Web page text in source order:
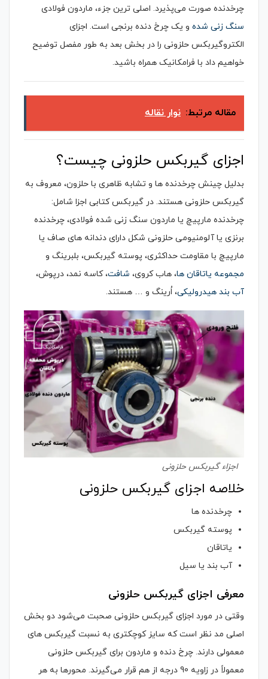
چرخدنده صورت می‌پذیرد. اصلی ترین جزء، ماردون فولادی
سنگ زنی شده و یک چرخ دنده برنجی است. اجزای
الکتروگیربکس حلزونی را در بخش بعد به طور مفصل توضیح
خواهیم داد با فرامکانیک همراه باشید.
مقاله مرتبط: نوار نقاله
اجزای گیربکس حلزونی چیست؟
بدلیل چینش چرخدنده ها و تشابه ظاهری با حلزون، معروف به
گیربکس حلزونی هستند. در گیربکس کتابی اجزا شامل:
چرخدنده مارپیچ یا ماردون سنگ زنی شده فولادی، چرخدنده
برنزی یا آلومنیومی حلزونی شکل دارای دندانه های صاف یا
مارپیچ با مقاومت حداکثری، پوسته گیربکس، بلبرینگ و
مجموعه یاتاقان ها، هاب کروی، شافت، کاسه نمد، درپوش،
آب بند هیدرولیکی، اُرینگ و … هستند.
اجزاء گیربکس حلزونی
خلاصه اجزای گیربکس حلزونی
چرخدنده ها
پوسته گیربکس
یاتاقان
آب بند یا سیل
معرفی اجزای گیربکس حلزونی
وقتی در مورد اجزای گیربکس حلزونی صحبت می‌شود دو بخش
اصلی مد نظر است که سایز کوچکتری به نسبت گیربکس های
معمولی دارند. چرخ دنده و ماردون برای گیربکس حلزونی
معمولاً در زاویه 90 درجه از هم قرار می‌گیرند. محورها به هر